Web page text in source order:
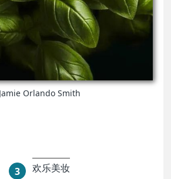
Jamie Orlando Smith
3 欢乐美妆